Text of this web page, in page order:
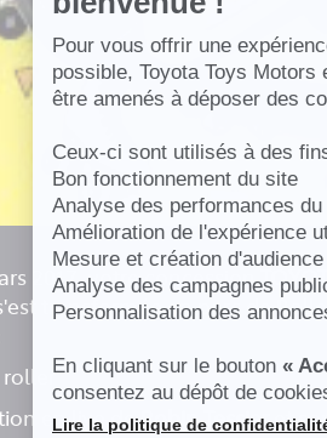
Pour vous offrir une
possible, Toyota Toys
être amenés à déposer des
Ceux-ci sont utilisés à des
Bon fonctionnement du site
Analyse des performances
Amélioration de l'expérience
Mesure et création d'audience
Analyse des campagnes
Personnalisation des
En cliquant sur le bouton «
consentez au dépôt de
Plateforme de Gestion du Consentement :
Lire la politique de
Axeptio
2017, votre concession
transformée en parc de
en live deRobin Tessieret